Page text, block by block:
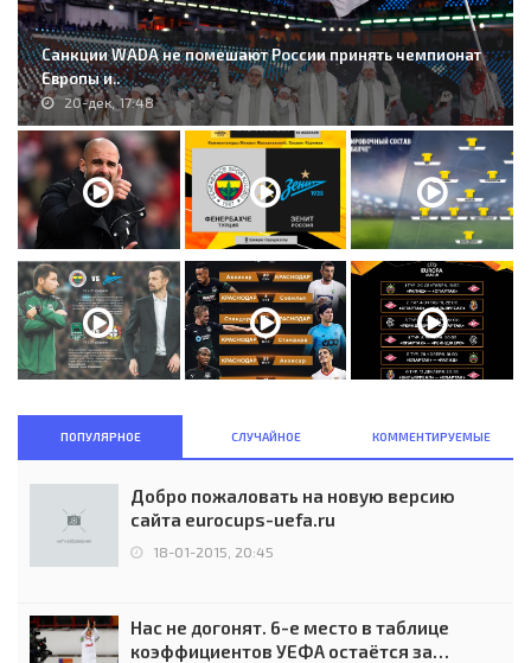
Санкции WADA не помешают России принять чемпионат
Европы и..
20-дек, 17:48
ПОПУЛЯРНОЕ СЛУЧАЙНОЕ КОММЕНТИРУЕМЫЕ
Добро пожаловать на новую версию
сайта eurocups-uefa.ru
18-01-2015, 20:45
Нас не догонят. 6-е место в таблице
коэффициентов УЕФА остаётся за